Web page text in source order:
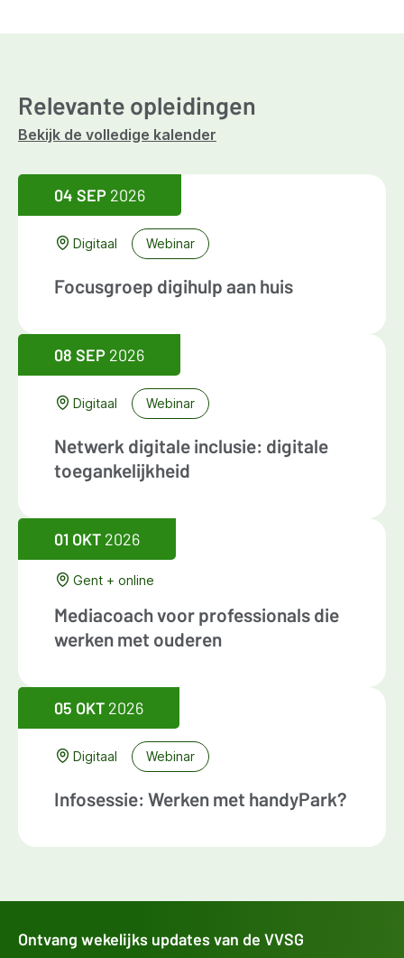
Relevante opleidingen
Bekijk de volledige kalender
04 SEP 2026
Digitaal Webinar
Focusgroep digihulp aan huis
08 SEP 2026
Digitaal Webinar
Netwerk digitale inclusie: digitale
toegankelijkheid
01 OKT 2026
Gent + online
Mediacoach voor professionals die
werken met ouderen
05 OKT 2026
Digitaal Webinar
Infosessie: Werken met handyPark?
Ontvang wekelijks updates van de VVSG